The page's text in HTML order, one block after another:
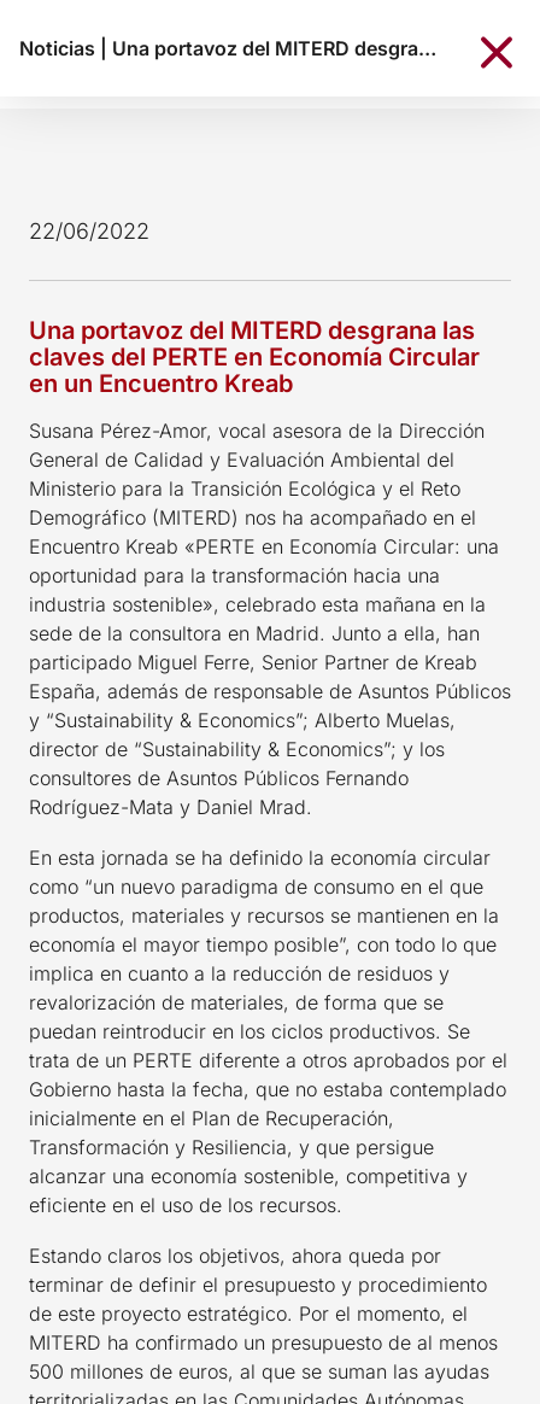
Noticias Una portavoz del MITERD desgrana las claves del PERTE en Economía Circular en un Encuentro Kreab
22/06/2022
Una portavoz del MITERD desgrana las
claves del PERTE en Economía Circular
en un Encuentro Kreab
Susana Pérez-Amor, vocal asesora de la Dirección
General de Calidad y Evaluación Ambiental del
Ministerio para la Transición Ecológica y el Reto
Demográfico (MITERD) nos ha acompañado en el
Encuentro Kreab «PERTE en Economía Circular: una
oportunidad para la transformación hacia una
industria sostenible», celebrado esta mañana en la
sede de la consultora en Madrid. Junto a ella, han
participado Miguel Ferre, Senior Partner de Kreab
España, además de responsable de Asuntos Públicos
y “Sustainability & Economics”; Alberto Muelas,
director de “Sustainability & Economics”; y los
consultores de Asuntos Públicos Fernando
Rodríguez-Mata y Daniel Mrad.
En esta jornada se ha definido la economía circular
como “un nuevo paradigma de consumo en el que
productos, materiales y recursos se mantienen en la
economía el mayor tiempo posible”, con todo lo que
implica en cuanto a la reducción de residuos y
revalorización de materiales, de forma que se
puedan reintroducir en los ciclos productivos. Se
trata de un PERTE diferente a otros aprobados por el
Gobierno hasta la fecha, que no estaba contemplado
inicialmente en el Plan de Recuperación,
Transformación y Resiliencia, y que persigue
alcanzar una economía sostenible, competitiva y
eficiente en el uso de los recursos.
Estando claros los objetivos, ahora queda por
terminar de definir el presupuesto y procedimiento
de este proyecto estratégico. Por el momento, el
MITERD ha confirmado un presupuesto de al menos
500 millones de euros, al que se suman las ayudas